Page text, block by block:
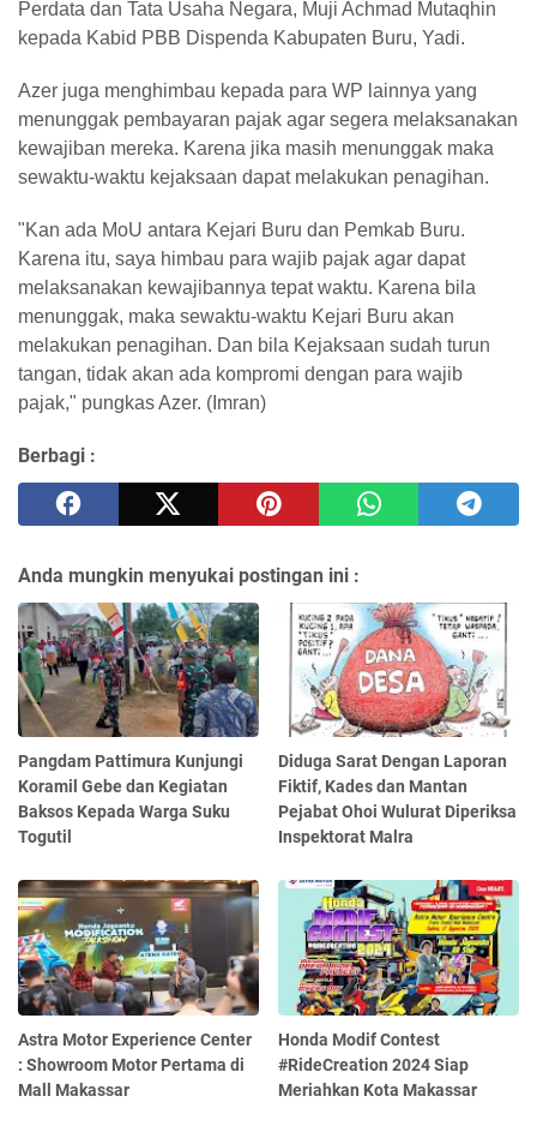
Perdata dan Tata Usaha Negara, Muji Achmad Mutaqhin
kepada Kabid PBB Dispenda Kabupaten Buru, Yadi.
Azer juga menghimbau kepada para WP lainnya yang
menunggak pembayaran pajak agar segera melaksanakan
kewajiban mereka. Karena jika masih menunggak maka
sewaktu-waktu kejaksaan dapat melakukan penagihan.
"Kan ada MoU antara Kejari Buru dan Pemkab Buru.
Karena itu, saya himbau para wajib pajak agar dapat
melaksanakan kewajibannya tepat waktu. Karena bila
menunggak, maka sewaktu-waktu Kejari Buru akan
melakukan penagihan. Dan bila Kejaksaan sudah turun
tangan, tidak akan ada kompromi dengan para wajib
pajak," pungkas Azer. (Imran)
Berbagi :
Anda mungkin menyukai postingan ini :
Pangdam Pattimura Kunjungi
Koramil Gebe dan Kegiatan
Baksos Kepada Warga Suku
Togutil
Diduga Sarat Dengan Laporan
Fiktif, Kades dan Mantan
Pejabat Ohoi Wulurat Diperiksa
Inspektorat Malra
Astra Motor Experience Center
: Showroom Motor Pertama di
Mall Makassar
Honda Modif Contest
#RideCreation 2024 Siap
Meriahkan Kota Makassar